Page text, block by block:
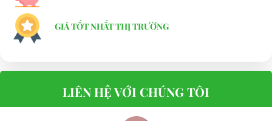
GIÁ TỐT NHẤT THỊ TRƯỜNG
LIÊN HỆ VỚI CHÚNG TÔI